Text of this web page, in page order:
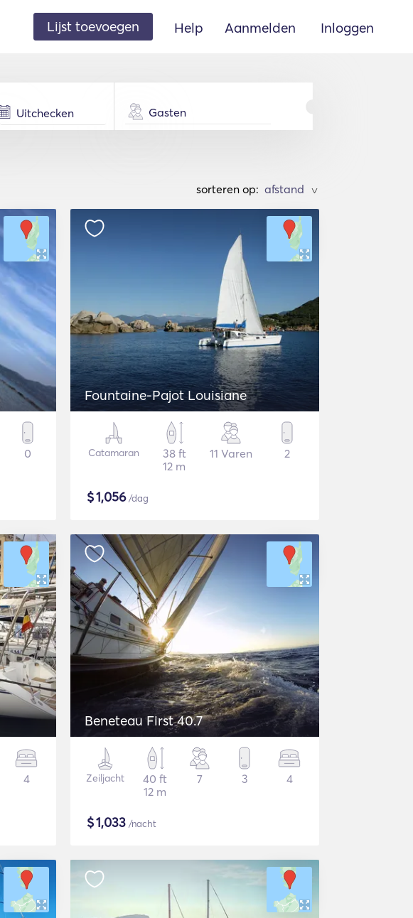
Lijst toevoegen Help Aanmelden Inloggen
Gasten
sorteren op: >
0
Fountaine-Pajot Louisiane
Catamaran
38 ft
12 m
11 Varen 2
$1,056/dag
4
Beneteau First 40.7
Zeiljacht
40 ft
12 m
7 3 4
$1,033 /nacht